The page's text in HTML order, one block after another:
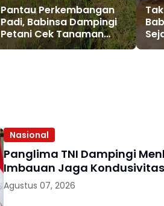
Pantau Perkembangan
Padi, Babinsa Dampingi
Petani Cek Tanaman
Padi
Nasional
Panglima TNI Dampingi
Imbauan Jaga
Agustus 07, 2026